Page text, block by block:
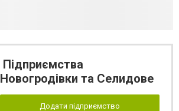
Підприємства
Новогродівки та Селидове
Додати підприємство